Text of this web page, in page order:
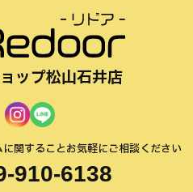
ップ松山石井店
関することお気軽にご相談ください
910-6138